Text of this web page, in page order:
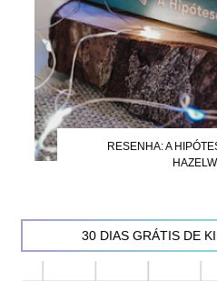
RESENHA: A
30 DIAS GRÁTIS DE